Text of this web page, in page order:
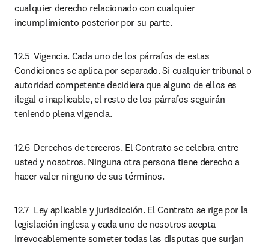
cualquier derecho relacionado con cualquier
incumplimiento posterior por su parte.
12.5	Vigencia. Cada uno de los párrafos de estas
Condiciones se aplica por separado. Si cualquier tribunal o
autoridad competente decidiera que alguno de ellos es
ilegal o inaplicable, el resto de los párrafos seguirán
teniendo plena vigencia.
12.6	Derechos de terceros. El Contrato se celebra entre
usted y nosotros. Ninguna otra persona tiene derecho a
hacer valer ninguno de sus términos.
12.7	Ley aplicable y jurisdicción. El Contrato se rige por la
legislación inglesa y cada uno de nosotros acepta
irrevocablemente someter todas las disputas que surjan